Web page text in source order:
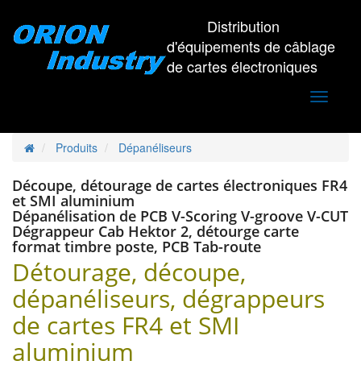
Distribution
d'équipements de câblage
de cartes électroniques
Toggle
Produits Dépanéliseurs
Découpe, détourage de cartes électroniques FR4
et SMI aluminium
Dépanélisation de PCB V-Scoring V-groove V-CUT
Dégrappeur Cab Hektor 2, détourge carte
format timbre poste, PCB Tab-route
Détourage, découpe,
dépanéliseurs, dégrappeurs
de cartes FR4 et SMI
aluminium